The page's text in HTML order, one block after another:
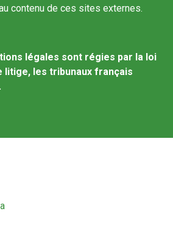
contenu de ces sites externes.
légales sont régies par la loi
litige, les tribunaux français